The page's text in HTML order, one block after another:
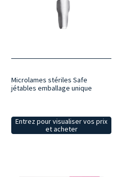
Microlames stériles Safe
jétables emballage unique
Entrez pour visualiser vos prix
et acheter